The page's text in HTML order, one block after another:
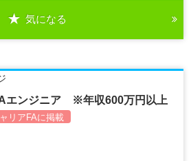
気になる
エンジニア ※年収600万円以上
リアFAに掲載